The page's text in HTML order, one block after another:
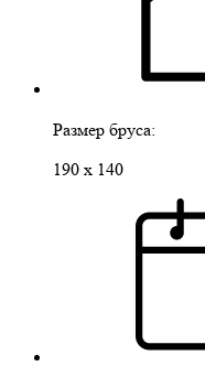
Размер бруса:
190 х 140